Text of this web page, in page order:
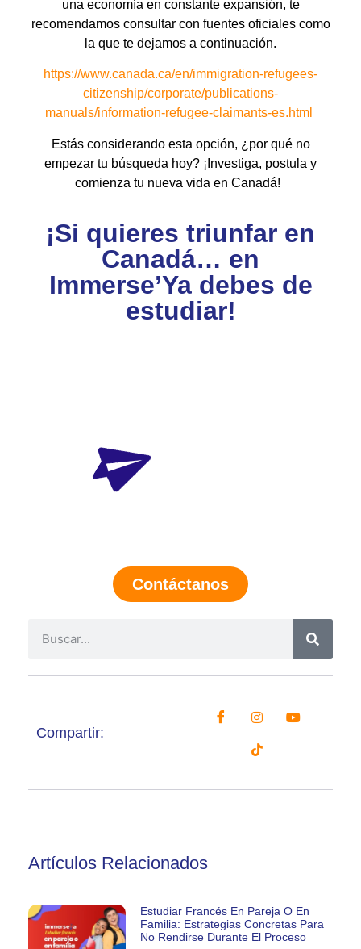
una economía en constante expansión, te
recomendamos consultar con fuentes oficiales como
la que te dejamos a continuación.
https://www.canada.ca/en/immigration-refugees-
citizenship/corporate/publications-
manuals/information-refugee-claimants-es.html
Estás considerando esta opción, ¿por qué no
empezar tu búsqueda hoy? ¡Investiga, postula y
comienza tu nueva vida en Canadá!
¡Si quieres triunfar en
Canadá… en
Immerse’Ya debes de
estudiar!
Contáctanos
Compartir:
Artículos Relacionados
Estudiar Francés En Pareja O En
Familia: Estrategias Concretas Para
No Rendirse Durante El Proceso